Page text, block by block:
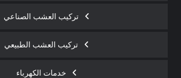
تركيب العشب الصناعي
تركيب العشب الطبيعي
خدمات الكهرباء